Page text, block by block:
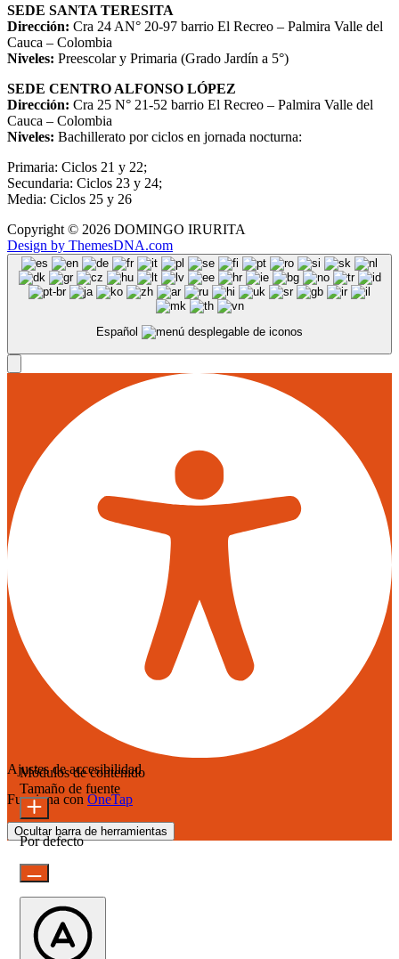
SEDE SANTA TERESITA
Dirección: Cra 24 AN° 20-97 barrio El Recreo – Palmira Valle del
Cauca – Colombia
Niveles: Preescolar y Primaria (Grado Jardín a 5°)
SEDE CENTRO ALFONSO LÓPEZ
Dirección: Cra 25 N° 21-52 barrio El Recreo – Palmira Valle del
Cauca – Colombia
Niveles: Bachillerato por ciclos en jornada nocturna:
Primaria: Ciclos 21 y 22;
Secundaria: Ciclos 23 y 24;
Media: Ciclos 25 y 26
Copyright © 2026 DOMINGO IRURITA
Design by ThemesDNA.com
Español
Ajustes de accesibilidad
Funciona con OneTap
Ocultar barra de herramientas
Módulos de contenido
Tamaño de fuente
Por defecto